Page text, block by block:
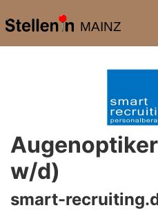
MAINZ
w/d)
smart-